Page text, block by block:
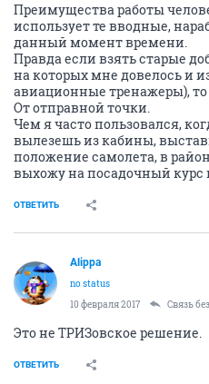
Преимущества работы
использует те вводные,
данный момент времени.
Правда если взять старые
на которых мне довелось и
авиационные тренажеры), то
От отправной точки.
Чем я часто пользовался,
вылезешь из кабины,
положение самолета, в
выхожу на посадочный курс
ОТВЕТИТЬ
Alippa
no status
10 февраля 2017
Связь
Это не ТРИЗовское решение.
ОТВЕТИТЬ